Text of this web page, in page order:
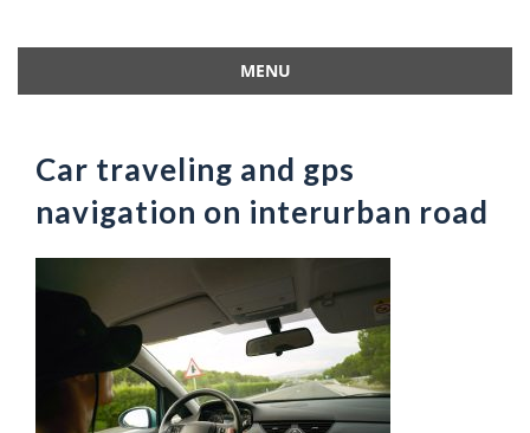
MENU
treści
Car traveling and gps
navigation on interurban road